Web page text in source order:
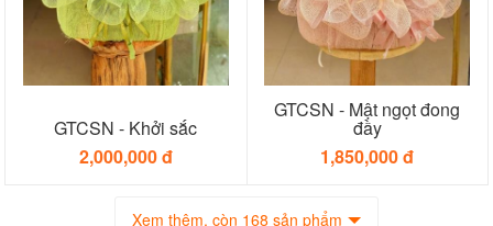
GTCSN - Khởi sắc
2,000,000 đ
GTCSN - Mật ngọt đong
đầy
1,850,000 đ
Xem thêm, còn 168 sản phẩm